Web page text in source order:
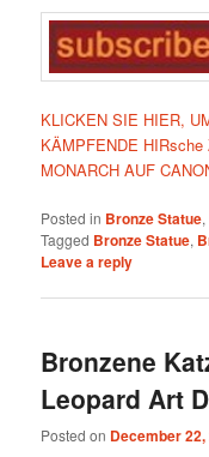
KLICKEN SIE HIER,
KÄMPFENDE
MONARCH AUF
Posted in Bronze Statue,
Tagged Bronze Statue,
Leave a reply
Bronzene
Leopard Art
Posted on December